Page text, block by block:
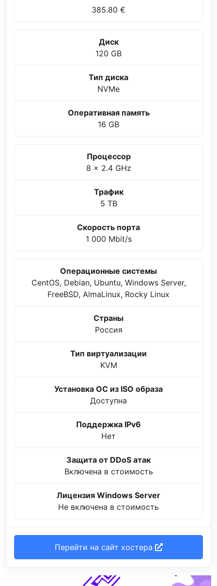
385.80 €
Диск
120 GB
Тип диска
NVMe
Оперативная память
16 GB
Процессор
8 x 2.4 GHz
Трафик
5 TB
Скорость порта
1 000 Mbit/s
Операционные системы
CentOS, Debian, Ubuntu, Windows Server,
FreeBSD, AlmaLinux, Rocky Linux
Страны
Россия
Тип виртуализации
KVM
Установка ОС из ISO образа
Доступна
Поддержка IPv6
Нет
Защита от DDoS атак
Включена в стоимость
Лицензия Windows Server
Не включена в стоимость
Перейти на сайт хостера